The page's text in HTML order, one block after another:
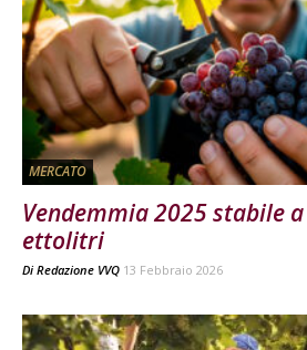
MERCATO
Vendemmia 2025 stabile
ettolitri
Di Redazione VVQ 13 Febbraio 2026